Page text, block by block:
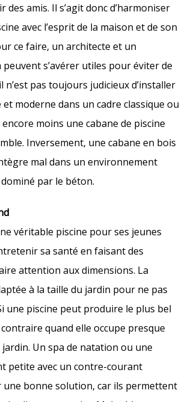
des amis. Il s’agit donc d’harmoniser
avec l’esprit de la maison et de son
ce faire, un architecte et un
s’avérer utiles pour éviter de
n’est pas toujours judicieux d’installer
moderne dans un cadre classique ou
moins une cabane de piscine
Inversement, une cabane en bois
mal dans un environnement
par le béton.
véritable piscine pour ses jeunes
sa santé en faisant des
attention aux dimensions. La
à la taille du jardin pour ne pas
une piscine peut produire le plus bel
quand elle occupe presque
Un spa de natation ou une
petite avec un contre-courant
bonne solution, car ils permettent